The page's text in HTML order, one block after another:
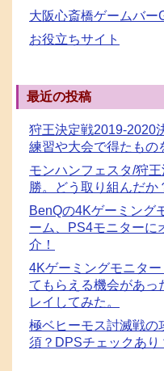
大阪心斎橋ゲームバー
お役立ちサイト
最近の投稿
狩王決定戦2019-2020
練習や大会で得たもの
モンハンフェスタ/狩
勝。どう取り組んだか
BenQの4Kゲーミング
ーム、PS4モニターに
介！
4Kゲーミングモニタ
てもらえる機会があっ
レイしてみた。
極ベヒーモス討滅戦の
須？DPSチェックあり